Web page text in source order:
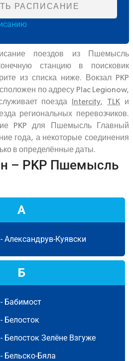
РАСПИСАНИЕ
поездов из Пшемысль
станцию в поисковик
из списка ниже. Вокзал PKP
по адресу Plac Legionow,
поезда
Intercity, TLK и
региональных перевозчиков.
PKP для Пшемысль Главный
года, а некоторые соединения
в определённые даты.
– PKP Пшемысль
А
Александрув-Куявски
Б
Бабимост
Белосток
Белосток Зелёне Взгуже
Бельско-Бяла